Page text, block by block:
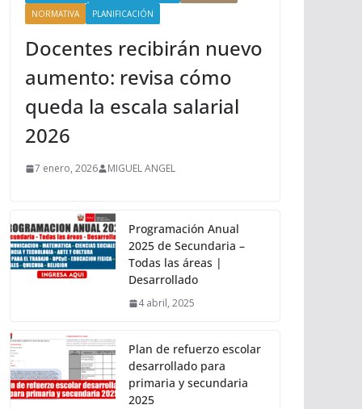
NORMATIVA
PLANIFICACIÓN
Docentes recibirán nuevo
aumento: revisa cómo
queda la escala salarial
2026
7 enero, 2026 MIGUEL ANGEL
Programación Anual
2025 de Secundaria –
Todas las áreas |
Desarrollado
4 abril, 2025
Plan de refuerzo escolar
desarrollado para
primaria y secundaria
2025